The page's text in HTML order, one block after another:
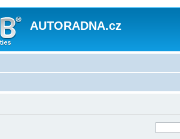
AUTORADNA.cz